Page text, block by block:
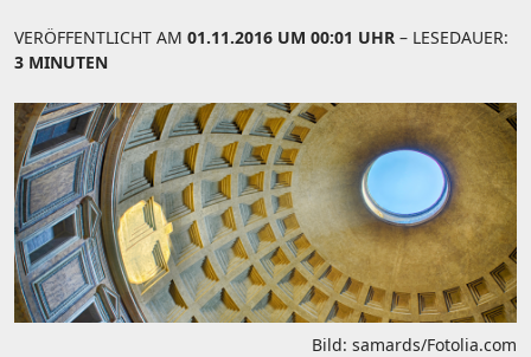
VERÖFFENTLICHT AM 01.11.2016 UM 00:01 UHR – LESEDAUER:
3 MINUTEN
Bild: samards/Fotolia.com